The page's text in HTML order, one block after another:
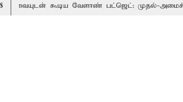
கூடிய வேளாண் பட்ஜெட்: முதல்-அமைச்சர் விஜய்